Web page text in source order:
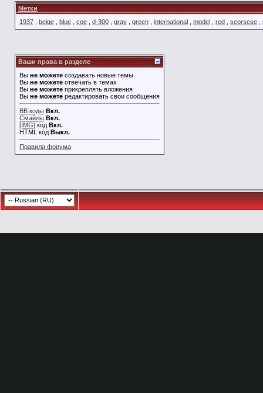
Метки
1937
beige blue coe d-300 gray green international model red scorsese
Ваши права в разделе
Вы не можете создавать новые темы
Вы не можете отвечать в темах
Вы не можете прикреплять вложения
Вы не можете редактировать свои сообщения
BB коды Вкл.
Смайлы Вкл.
[IMG] код Вкл.
HTML код Выкл.
Правила форума